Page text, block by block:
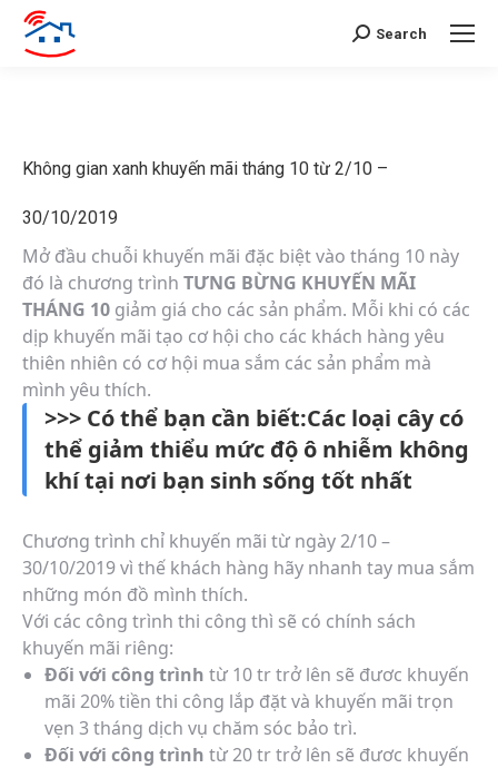
Search
Không gian xanh khuyến mãi tháng 10 từ 2/10 –
30/10/2019
Mở đầu chuỗi khuyến mãi đặc biệt vào tháng 10 này
đó là chương trình TƯNG BỪNG KHUYẾN MÃI
THÁNG 10 giảm giá cho các sản phẩm. Mỗi khi có các
dịp khuyến mãi tạo cơ hội cho các khách hàng yêu
thiên nhiên có cơ hội mua sắm các sản phẩm mà
mình yêu thích.
>>> Có thể bạn cần biết:Các loại cây có
thể giảm thiểu mức độ ô nhiễm không
khí tại nơi bạn sinh sống tốt nhất
Chương trình chỉ khuyến mãi từ ngày 2/10 –
30/10/2019 vì thế khách hàng hãy nhanh tay mua sắm
những món đồ mình thích.
Với các công trình thi công thì sẽ có chính sách
khuyến mãi riêng:
Đối với công trình từ 10 tr trở lên sẽ đươc khuyến
mãi 20% tiền thi công lắp đặt và khuyến mãi trọn
vẹn 3 tháng dịch vụ chăm sóc bảo trì.
Đối với công trình từ 20 tr trở lên sẽ đươc khuyến